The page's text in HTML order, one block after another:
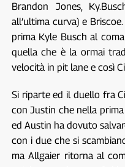
Brandon Jones,
all’ultima curva) e
prima Kyle Busch al
quella che è la ormai
velocità in pit lane e così
Si riparte ed il duello fra
con Justin che nella
ed Austin ha dovuto
con i due che si
ma Allgaier ritorna al